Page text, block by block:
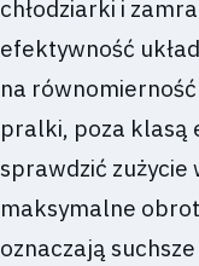
chłodziarki i
efektywność
na
pralki, poza klasą
sprawdzić zużycie
maksymalne
oznaczają